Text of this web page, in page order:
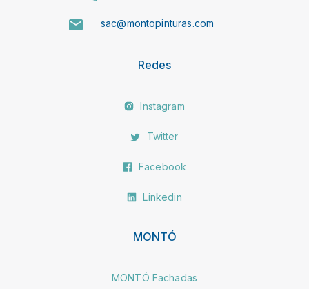
sac@montopinturas.com
Redes
Instagram
Twitter
Facebook
Linkedin
MONTÓ
MONTÓ Fachadas